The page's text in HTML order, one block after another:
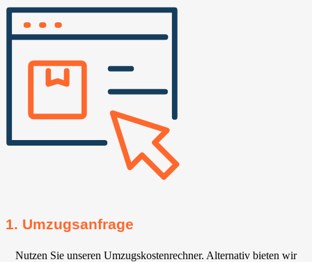
1. Umzugsanfrage
Nutzen Sie unseren Umzugskostenrechner. Alternativ bieten wir